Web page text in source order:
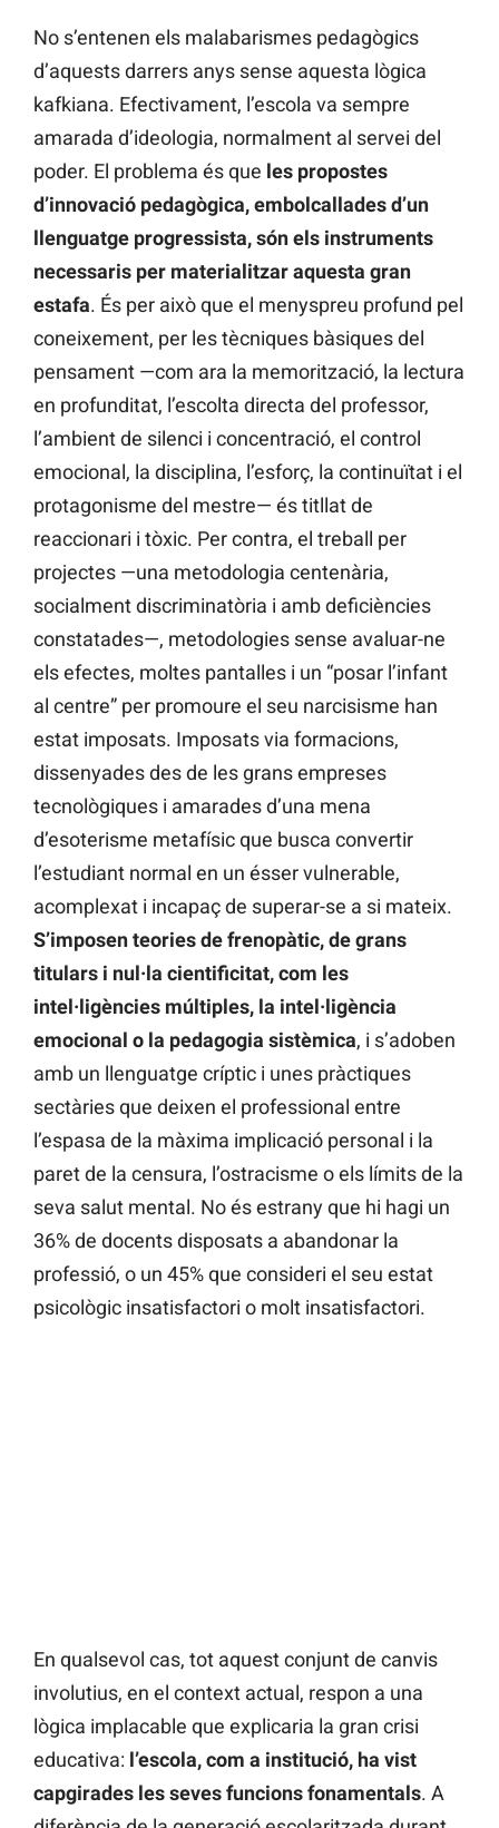
No s’entenen els malabarismes pedagògics
d’aquests darrers anys sense aquesta lògica
kafkiana. Efectivament, l’escola va sempre
amarada d’ideologia, normalment al servei del
poder. El problema és que les propostes
d’innovació pedagògica, embolcallades d’un
llenguatge progressista, són els instruments
necessaris per materialitzar aquesta gran
estafa. És per això que el menyspreu profund pel
coneixement, per les tècniques bàsiques del
pensament —com ara la memorització, la lectura
en profunditat, l’escolta directa del professor,
l’ambient de silenci i concentració, el control
emocional, la disciplina, l’esforç, la continuïtat i el
protagonisme del mestre— és titllat de
reaccionari i tòxic. Per contra, el treball per
projectes —una metodologia centenària,
socialment discriminatòria i amb deficiències
constatades—, metodologies sense avaluar-ne
els efectes, moltes pantalles i un “posar l’infant
al centre” per promoure el seu narcisisme han
estat imposats. Imposats via formacions,
dissenyades des de les grans empreses
tecnològiques i amarades d’una mena
d’esoterisme metafísic que busca convertir
l’estudiant normal en un ésser vulnerable,
acomplexat i incapaç de superar-se a si mateix.
S’imposen teories de frenopàtic, de grans
titulars i nul·la cientificitat, com les
intel·ligències múltiples, la intel·ligència
emocional o la pedagogia sistèmica, i s’adoben
amb un llenguatge críptic i unes pràctiques
sectàries que deixen el professional entre
l’espasa de la màxima implicació personal i la
paret de la censura, l’ostracisme o els límits de la
seva salut mental. No és estrany que hi hagi un
36% de docents disposats a abandonar la
professió, o un 45% que consideri el seu estat
psicològic insatisfactori o molt insatisfactori.
En qualsevol cas, tot aquest conjunt de canvis
involutius, en el context actual, respon a una
lògica implacable que explicaria la gran crisi
educativa: l’escola, com a institució, ha vist
capgirades les seves funcions fonamentals. A